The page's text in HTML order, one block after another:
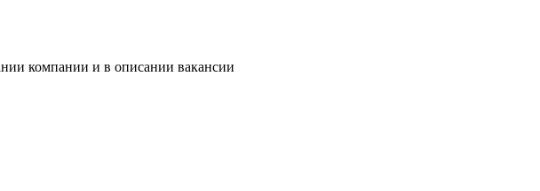
компании и в описании вакансии